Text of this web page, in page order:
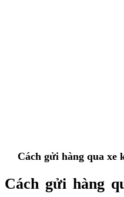
Cách gửi hàng qua xe
Cách gửi hàng